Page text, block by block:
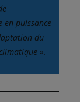
en puissance
du
».